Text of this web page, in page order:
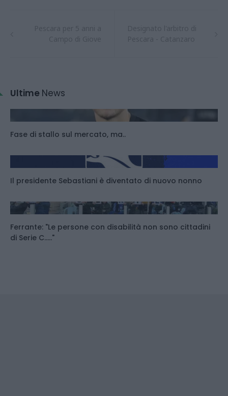
Ultime News
Fase di stallo sul mercato, ma..
Il presidente Sebastiani è diventato di nuovo nonno
Ferrante: "Le persone con disabilità non sono cittadini
di Serie C....."